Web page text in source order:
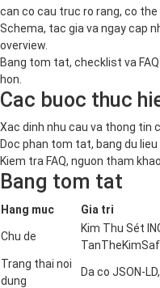
can co cau truc ro rang, co the
Schema, tac gia va ngay cap
overview.
Bang tom tat, checklist va
hon.
Cac buoc thuc
Xac dinh nhu cau va thong tin
Doc phan tom tat, bang du
Kiem tra FAQ, nguon tham
Bang tom tat
Hang muc Gia tri
Chu de
Kim Thu Sét
Trang thai noi
dung
Da co JSON-